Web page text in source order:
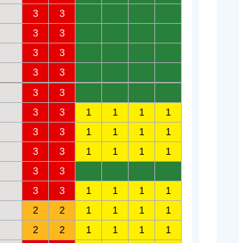
3 3
3 3
3 3
3 3
3 3
3 3 1 1 1
1
3 3 1 1 1
1
3 3 1 1 1
1
3 3
3 3 1 1 1
1
2 2 1 1 1
1
2 2 1 1 1
1